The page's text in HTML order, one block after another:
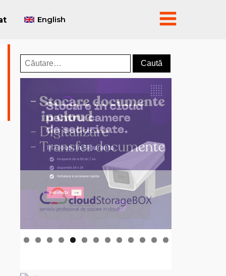
English
Caută
după: